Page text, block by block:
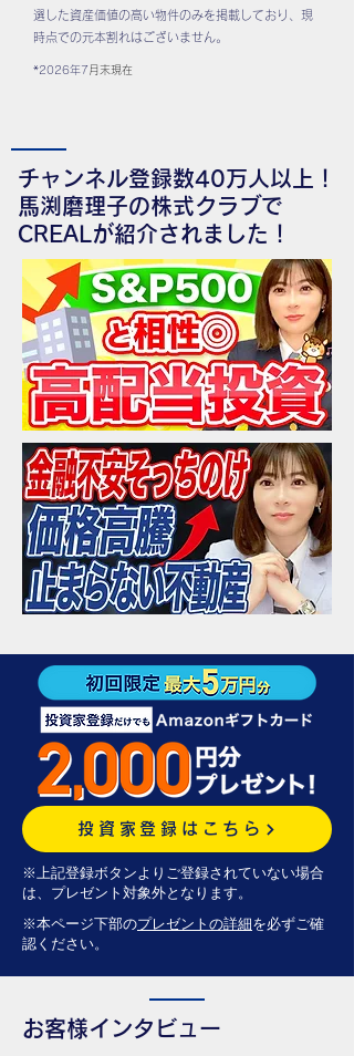
選した資産価値の高い物件のみを掲載しており、現
時点での元本割れはございません。
*2026年7 月末現在
チャンネル登録数40万人以上！
馬渕磨理子の株式クラブで
CREALが紹介されました！
投資家登録はこちら
※上記登録ボタンよりご登録されていない場合
は、プレゼント対象外となります。
※本ページ下部のプレゼントの詳細を必ずご確
認ください。
お客様インタビュー